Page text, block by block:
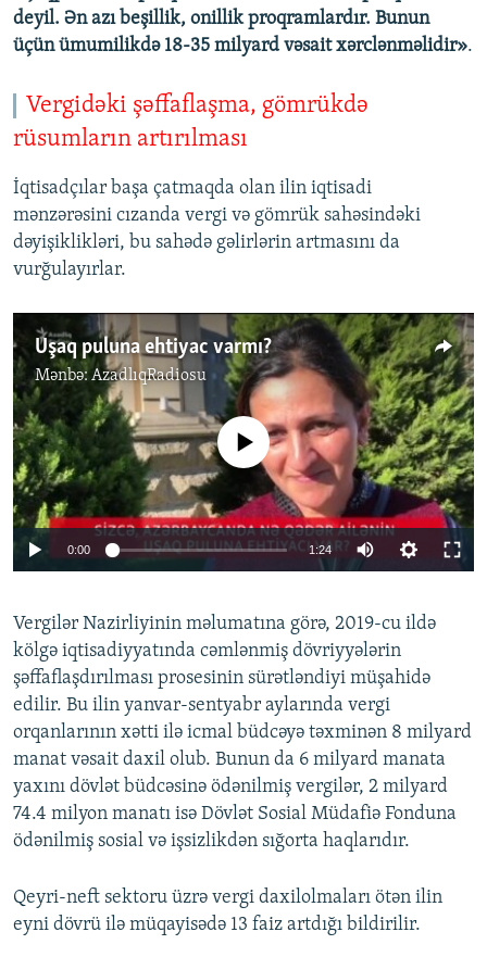
deyil. Ən azı beşillik, onillik proqramlardır. Bunun
üçün ümumilikdə 18-35 milyard vəsait xərclənməlidir».
Vergidəki şəffaflaşma, gömrükdə
rüsumların artırılması
İqtisadçılar başa çatmaqda olan ilin iqtisadi
mənzərəsini cızanda vergi və gömrük sahəsindəki
dəyişiklikləri, bu sahədə gəlirlərin artmasını da
vurğulayırlar.
Uşaq puluna ehtiyac varmı?
Mənbə:AzadlıqRadiosu
No media source currently available
0:00 1:24
Vergilər Nazirliyinin məlumatına görə, 2019-cu ildə
kölgə iqtisadiyyatında cəmlənmiş dövriyyələrin
şəffaflaşdırılması prosesinin sürətləndiyi müşahidə
edilir. Bu ilin yanvar-sentyabr aylarında vergi
orqanlarının xətti ilə icmal büdcəyə təxminən 8 milyard
manat vəsait daxil olub. Bunun da 6 milyard manata
yaxını dövlət büdcəsinə ödənilmiş vergilər, 2 milyard
74.4 milyon manatı isə Dövlət Sosial Müdafiə Fonduna
ödənilmiş sosial və işsizlikdən sığorta haqlarıdır.
Qeyri-neft sektoru üzrə vergi daxilolmaları ötən ilin
eyni dövrü ilə müqayisədə 13 faiz artdığı bildirilir.